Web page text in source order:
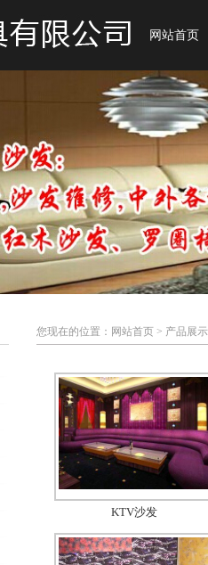
网站首页
您现在的位置：网站首页 > 产品展示
KTV沙发